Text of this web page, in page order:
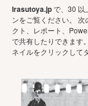
Irasutoya.jpで、30 以
ンをご覧ください。
クト、レポート、
で共有したりできます
ネイルをクリックして